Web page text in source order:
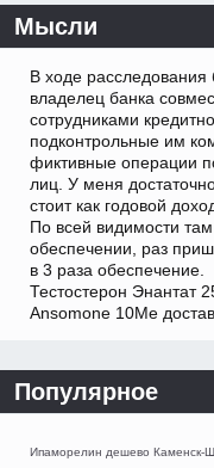
Мысли
В ходе
владелец банка
сотрудниками
подконтрольные им
фиктивные операции
лиц. У меня
стоит как годовой
По всей видимости
обеспечении, раз
в 3 раза обеспечение.
Тестостерон Энантат
Ansomone 10Me
Популярное
Ипаморелин дешево Каменск-